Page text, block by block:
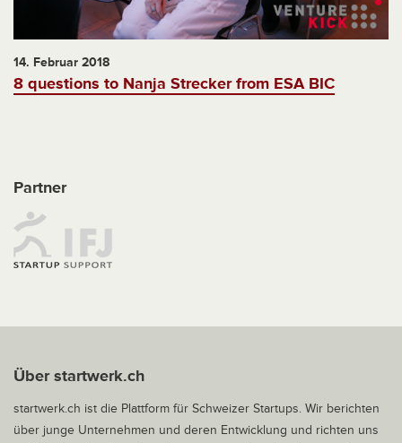
14. Februar 2018
8 questions to Nanja Strecker from ESA BIC
Partner
Über startwerk.ch
startwerk.ch ist die Plattform für Schweizer Startups. Wir berichten
über junge Unternehmen und deren Entwicklung und richten uns